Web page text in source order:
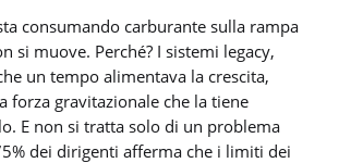
consumando carburante sulla rampa
si muove. Perché? I sistemi legacy,
un tempo alimentava la crescita,
forza gravitazionale che la tiene
E non si tratta solo di un problema
dei dirigenti afferma che i limiti dei